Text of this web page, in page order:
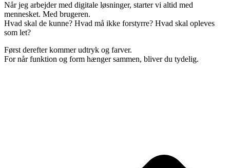
Når jeg arbejder med digitale løsninger, starter vi altid med
mennesket. Med brugeren.
Hvad skal de kunne? Hvad må ikke forstyrre? Hvad skal opleves
som let?
Først derefter kommer udtryk og farver.
For når funktion og form hænger sammen, bliver du tydelig.